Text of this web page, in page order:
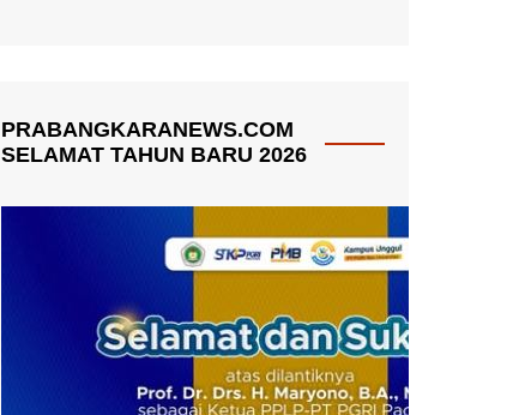
PRABANGKARANEWS.COM
SELAMAT TAHUN BARU 2026